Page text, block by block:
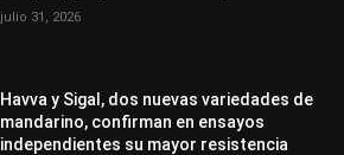
julio 31, 2026
Havva y Sigal, dos nuevas variedades de
mandarino, confirman en ensayos
independientes su mayor resistencia